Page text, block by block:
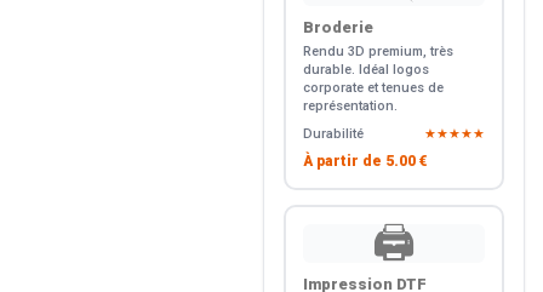
Broderie
Rendu 3D premium, très
durable. Idéal logos
corporate et tenues de
représentation.
Durabilité
★★★★★
À partir de 5.00 €
🖨️
Impression DTF